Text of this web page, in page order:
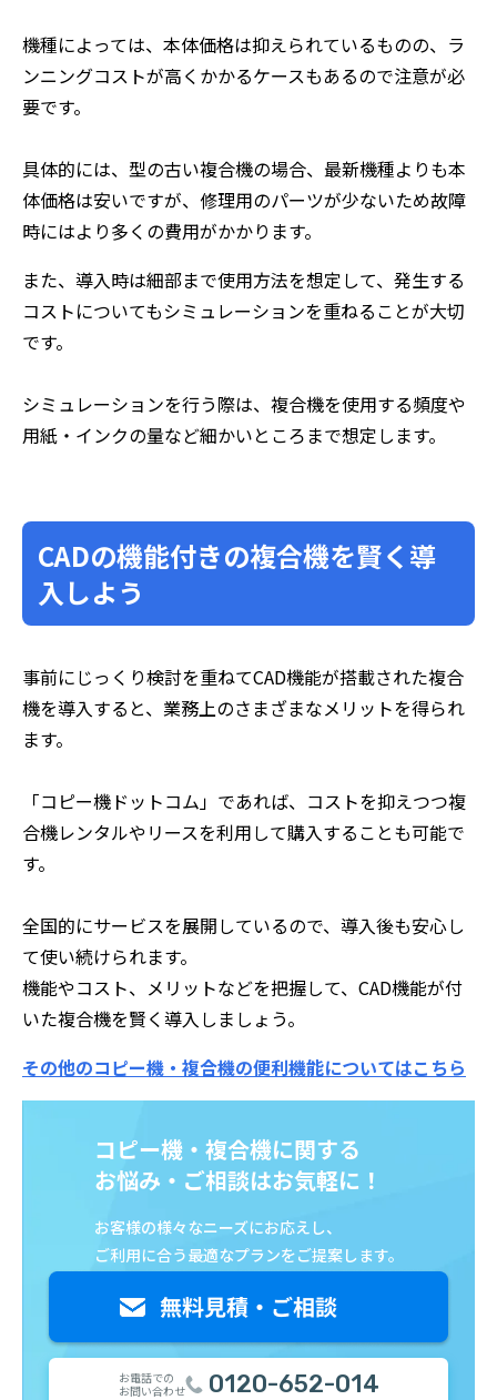
機種によっては、本体価格は抑えられているものの、ラ
ンニングコストが高くかかるケースもあるので注意が必
要です。
具体的には、型の古い複合機の場合、最新機種よりも本
体価格は安いですが、修理用のパーツが少ないため故障
時にはより多くの費用がかかります。
また、導入時は細部まで使用方法を想定して、発生する
コストについてもシミュレーションを重ねることが大切
です。
シミュレーションを行う際は、複合機を使用する頻度や
用紙・インクの量など細かいところまで想定します。
CADの機能付きの複合機を賢く導
入しよう
事前にじっくり検討を重ねてCAD機能が搭載された複合
機を導入すると、業務上のさまざまなメリットを得られ
ます。
「コピー機ドットコム」であれば、コストを抑えつつ複
合機レンタルやリースを利用して購入することも可能で
す。
全国的にサービスを展開しているので、導入後も安心し
て使い続けられます。
機能やコスト、メリットなどを把握して、CAD機能が付
いた複合機を賢く導入しましょう。
その他のコピー機・複合機の便利機能についてはこちら
コピー機・複合機に関する
お悩み・ご相談はお気軽に！
お客様の様々なニーズにお応えし、
ご利用に合う最適なプランをご提案します。
お電話での
お問い合わせ
0120-652-014